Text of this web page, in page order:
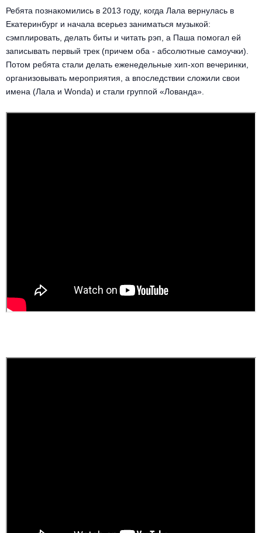
Ребята познакомились в 2013 году, когда Лала вернулась в
Екатеринбург и начала всерьез заниматься музыкой:
сэмплировать, делать биты и читать рэп, а Паша помогал ей
записывать первый трек (причем оба - абсолютные самоучки).
Потом ребята стали делать еженедельные хип-хоп вечеринки,
организовывать мероприятия, а впоследствии сложили свои
имена (Лала и Wonda) и стали группой «Лованда».